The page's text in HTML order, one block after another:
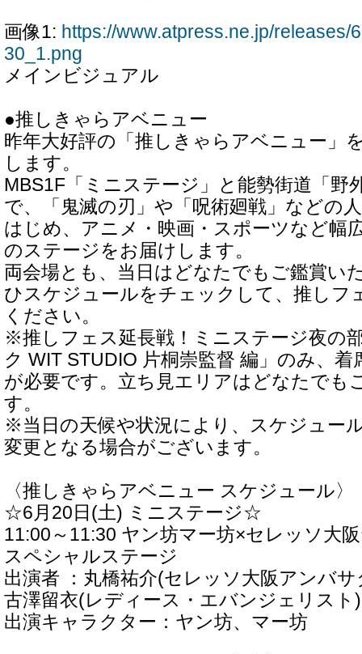
画像1: https://www.atpress.ne.jp/releases/
30_1.png
メインビジュアル
●推しきゃらアベニュー
昨年大好評の「推しきゃらアベニュー」
します。
MBS1F「ミニステージ」と能勢街道「野
で、「鬼滅の刃」や「呪術廻戦」などの
はじめ、アニメ・映画・スポーツなど幅
のステージをお届けします。
両会場とも、当日はどなたでもご鑑賞い
ひスケジュールをチェックして、推しフ
ください。
※推しフェス延長戦！ミニステージ夜の
ク WIT STUDIO 片桐崇監督 編」のみ、
が必要です。立ち見エリアはどなたでも
す。
※当日の天候や状況により、スケジュー
変更となる場合がございます。
〈推しきゃらアベニュー スケジュール〉
☆6月20日(土) ミニステージ☆
11:00～11:30 ヤン坊マー坊×セレッソ大
スペシャルステージ
出演者 ：丸橋祐介(セレッソ大阪アンバサ
古澤留衣(レディース・エバンジェリスト)
出演キャラクター：ヤン坊、マー坊